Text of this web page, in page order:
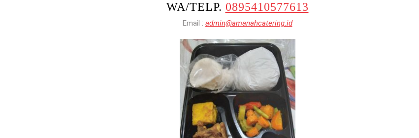
WA/TELP. 0895410577613
Email : admin@amanahcatering.id